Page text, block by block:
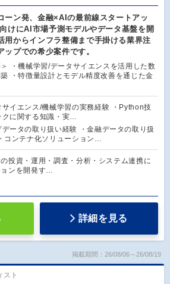
ーン発、金融×AIの最前線スタートアッ
けにAI市場予測モデルやデータ基盤を開
用からインフラ整備まで手掛ける業界注
ップでの希少案件です。
・機械学習/データサイエンスを活用した数
・特徴量設計とモデル精度改善を通じた金
サイエンス/機械学習の実務経験 ・Python技
クに関する知識・実…
データの取り扱い経験 ・金融データの取り扱
コンテナ化ソリューション…
の投資・運用・調査・分析・システム連携に
ンを開発す…
詳細を見る
掲載期間：26/08/06～26/08/19
スト